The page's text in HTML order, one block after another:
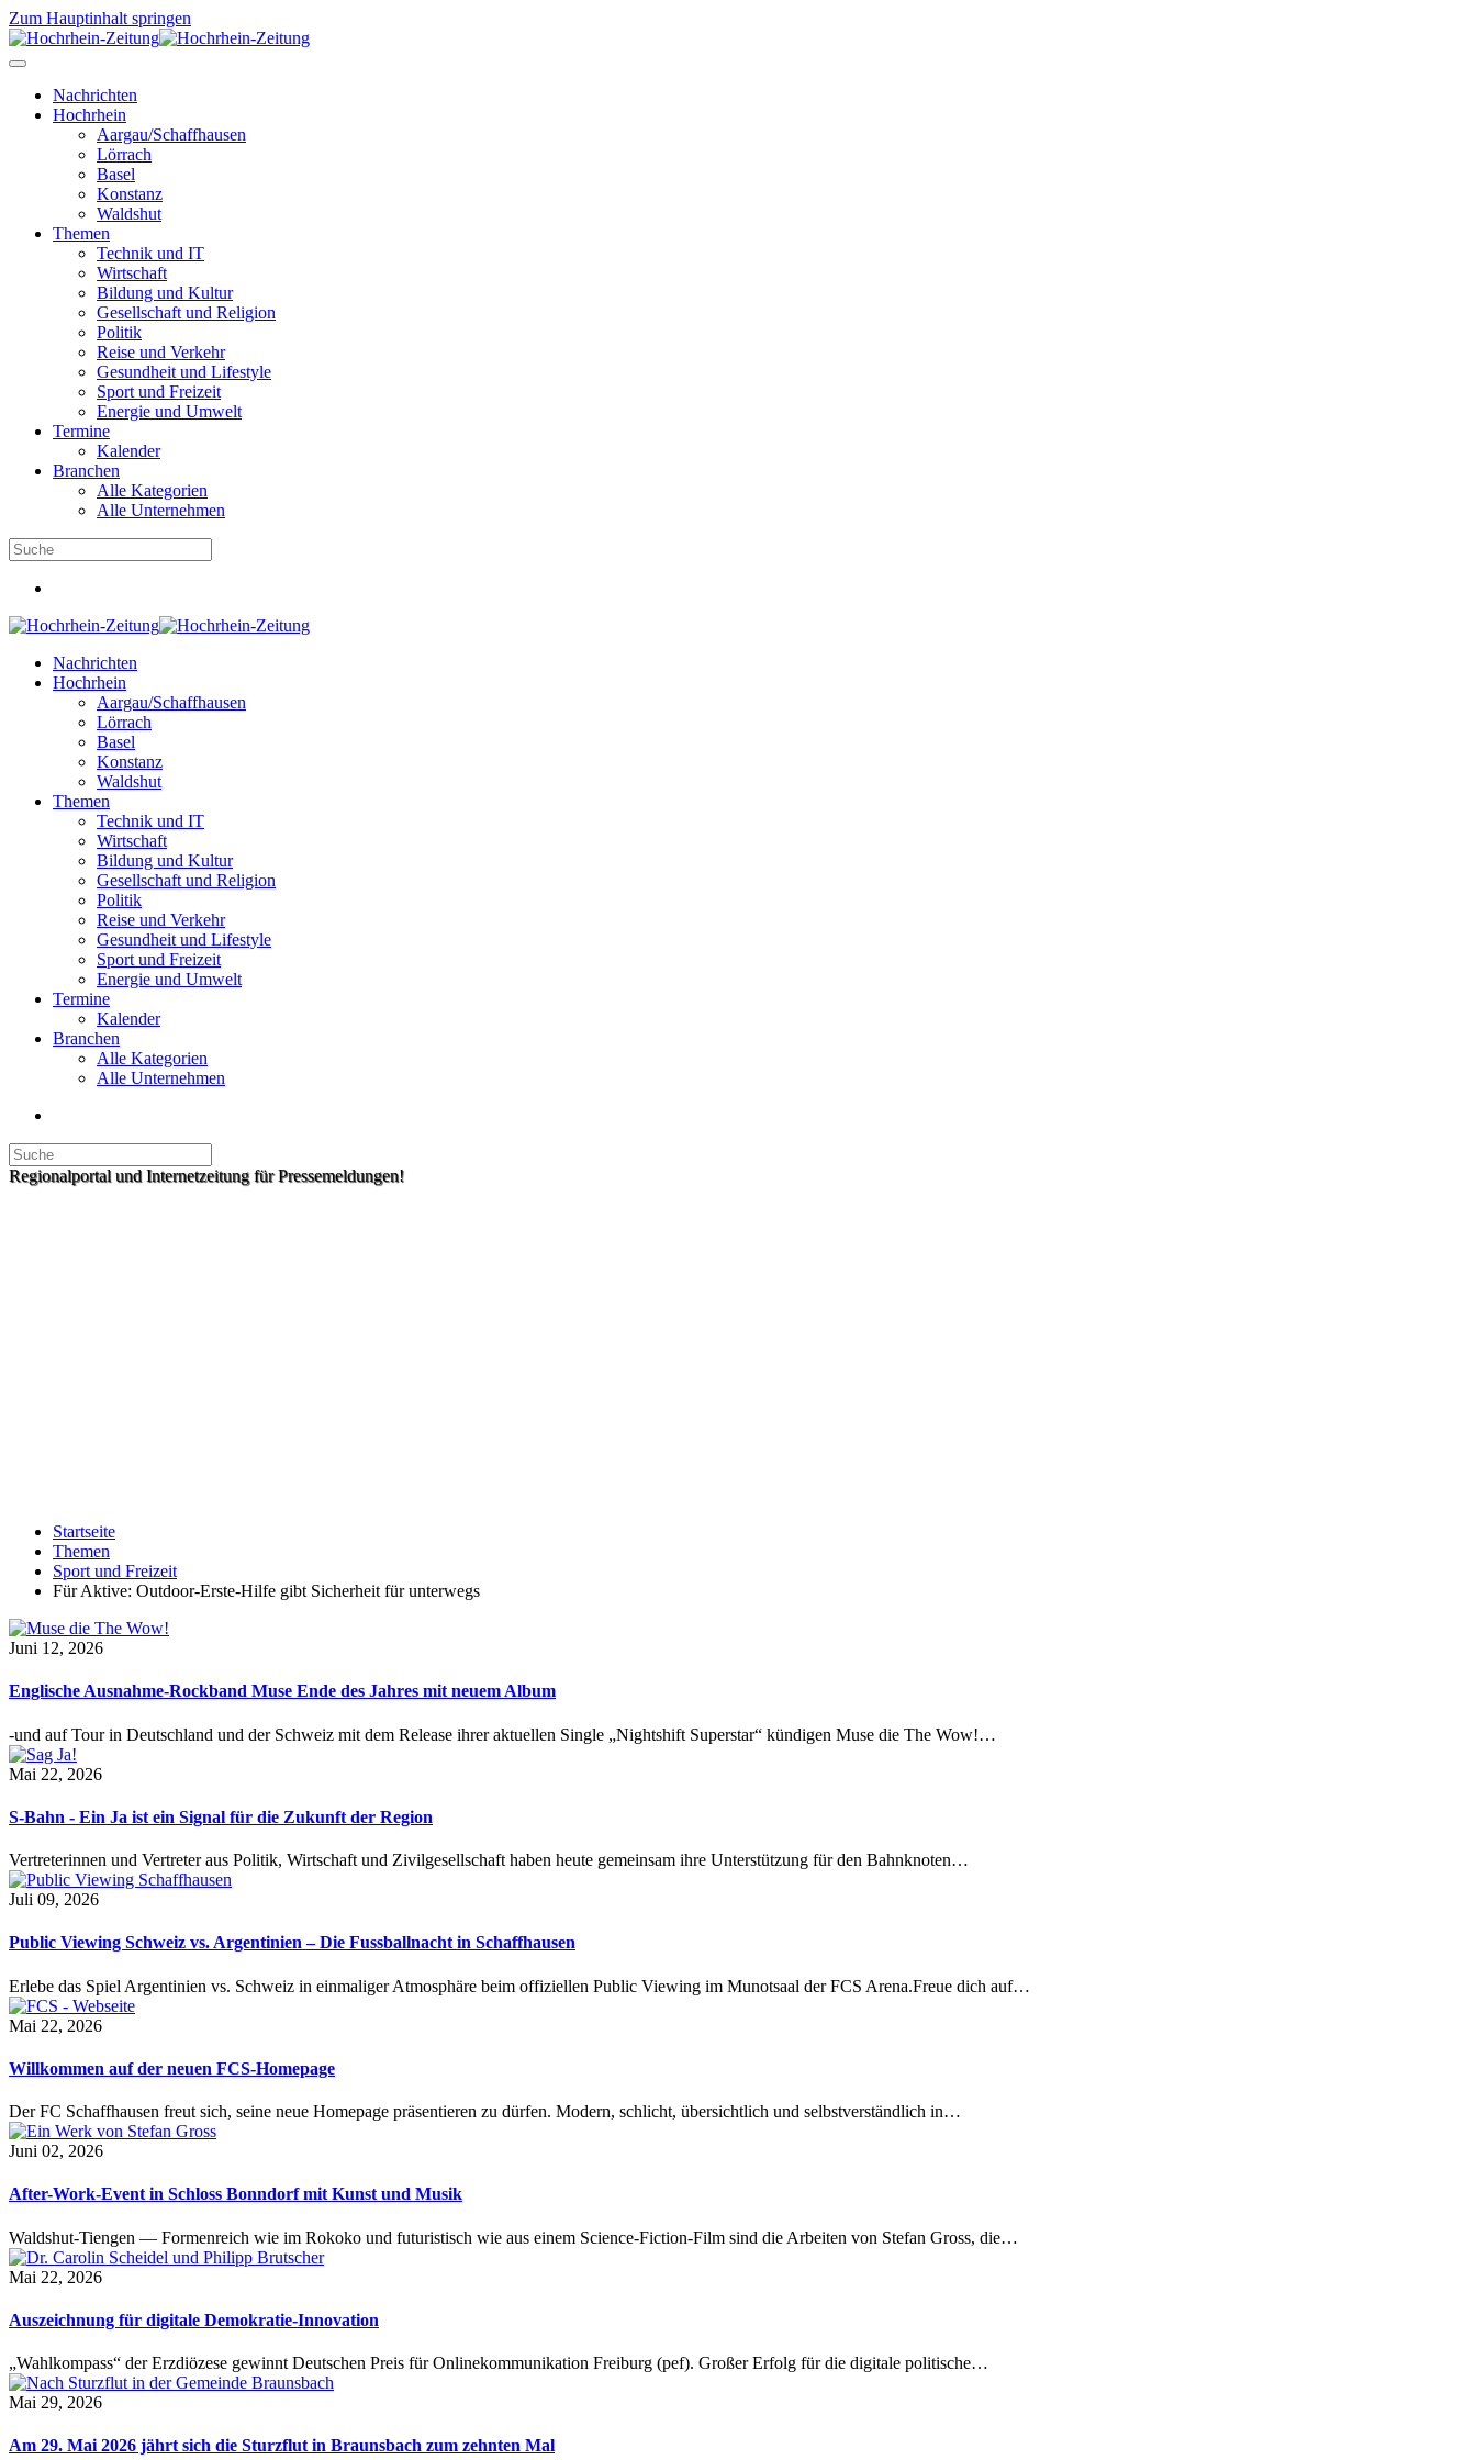
Zum Hauptinhalt springen
Nachrichten
Hochrhein
Aargau/Schaffhausen
Lörrach
Basel
Konstanz
Waldshut
Themen
Technik und IT
Wirtschaft
Bildung und Kultur
Gesellschaft und Religion
Politik
Reise und Verkehr
Gesundheit und Lifestyle
Sport und Freizeit
Energie und Umwelt
Termine
Kalender
Branchen
Alle Kategorien
Alle Unternehmen
Nachrichten
Hochrhein
Aargau/Schaffhausen
Lörrach
Basel
Konstanz
Waldshut
Themen
Technik und IT
Wirtschaft
Bildung und Kultur
Gesellschaft und Religion
Politik
Reise und Verkehr
Gesundheit und Lifestyle
Sport und Freizeit
Energie und Umwelt
Termine
Kalender
Branchen
Alle Kategorien
Alle Unternehmen
Regionalportal und Internetzeitung für Pressemeldungen!
Startseite
Themen
Sport und Freizeit
Für Aktive: Outdoor-Erste-Hilfe gibt Sicherheit für unterwegs
Juni 12, 2026
Englische Ausnahme-Rockband Muse Ende des Jahres mit neuem Album
-und auf Tour in Deutschland und der Schweiz mit dem Release ihrer aktuellen Single „Nightshift Superstar“ kündigen Muse die The Wow!…
Mai 22, 2026
S-Bahn - Ein Ja ist ein Signal für die Zukunft der Region
Vertreterinnen und Vertreter aus Politik, Wirtschaft und Zivilgesellschaft haben heute gemeinsam ihre Unterstützung für den Bahnknoten…
Juli 09, 2026
Public Viewing Schweiz vs. Argentinien – Die Fussballnacht in Schaffhausen
Erlebe das Spiel Argentinien vs. Schweiz in einmaliger Atmosphäre beim offiziellen Public Viewing im Munotsaal der FCS Arena.Freue dich auf…
Mai 22, 2026
Willkommen auf der neuen FCS-Homepage
Der FC Schaffhausen freut sich, seine neue Homepage präsentieren zu dürfen. Modern, schlicht, übersichtlich und selbstverständlich in…
Juni 02, 2026
After-Work-Event in Schloss Bonndorf mit Kunst und Musik
Waldshut-Tiengen — Formenreich wie im Rokoko und futuristisch wie aus einem Science-Fiction-Film sind die Arbeiten von Stefan Gross, die…
Mai 22, 2026
Auszeichnung für digitale Demokratie-Innovation
„Wahlkompass“ der Erzdiözese gewinnt Deutschen Preis für Onlinekommunikation Freiburg (pef). Großer Erfolg für die digitale politische…
Mai 29, 2026
Am 29. Mai 2026 jährt sich die Sturzflut in Braunsbach zum zehnten Mal